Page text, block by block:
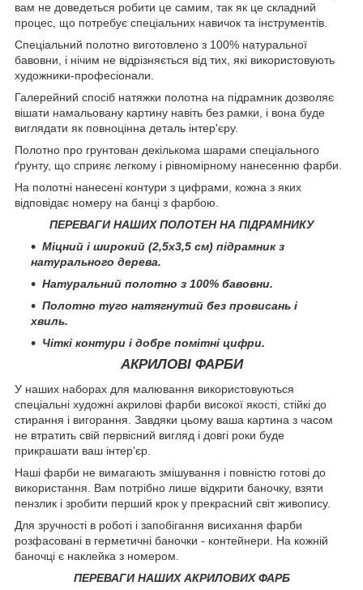
вам не доведеться робити це самим, так як це складний
процес, що потребує спеціальних навичок та інструментів.
Спеціальний полотно виготовлено з 100% натуральної
бавовни, і нічим не відрізняється від тих, які використовують
художники-професіонали.
Галерейний спосіб натяжки полотна на підрамник дозволяє
вішати намальовану картину навіть без рамки, і вона буде
виглядати як повноцінна деталь інтер'єру.
Полотно про грунтован декількома шарами спеціального
ґрунту, що сприяє легкому і рівномірному нанесенню фарби.
На полотні нанесені контури з цифрами, кожна з яких
відповідає номеру на банці з фарбою.
ПЕРЕВАГИ НАШИХ ПОЛОТЕН НА ПІДРАМНИКУ
Міцний і широкий (2,5х3,5 см) підрамник з
натурального дерева.
Натуральний полотно з 100% бавовни.
Полотно туго натягнутий без провисань і
хвиль.
Чіткі контури і добре помітні цифри.
АКРИЛОВІ ФАРБИ
У наших наборах для малювання використовуються
спеціальні художні акрилові фарби високої якості, стійкі до
стирання і вигорання. Завдяки цьому ваша картина з часом
не втратить свій первісний вигляд і довгі роки буде
прикрашати ваш інтер'єр.
Наші фарби не вимагають змішування і повністю готові до
використання. Вам потрібно лише відкрити баночку, взяти
пензлик і зробити перший крок у прекрасний світ живопису.
Для зручності в роботі і запобігання висихання фарби
розфасовані в герметичні баночки - контейнери. На кожній
баночці є наклейка з номером.
ПЕРЕВАГИ НАШИХ АКРИЛОВИХ ФАРБ